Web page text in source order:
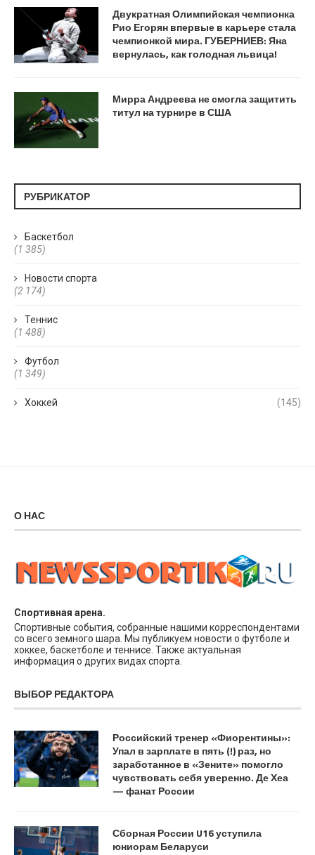
Двукратная Олимпийская чемпионка
Рио Егорян впервые в карьере стала
чемпионкой мира. ГУБЕРНИЕВ: Яна
вернулась, как голодная львица!
Мирра Андреева не смогла защитить
титул на турнире в США
РУБРИКАТОР
Баскетбол
(1 385)
Новости спорта
(2 174)
Теннис
(1 488)
Футбол
(1 349)
Хоккей (145)
О НАС
Спортивная арена.
Спортивные события, собранные нашими корреспондентами
со всего земного шара. Мы публикуем новости о футболе и
хоккее, баскетболе и теннисе. Также актуальная
информация о других видах спорта.
ВЫБОР РЕДАКТОРА
Российский тренер «Фиорентины»:
Упал в зарплате в пять (!) раз, но
заработанное в «Зените» помогло
чувствовать себя уверенно. Де Хеа
— фанат России
Сборная России U16 уступила
юниорам Беларуси